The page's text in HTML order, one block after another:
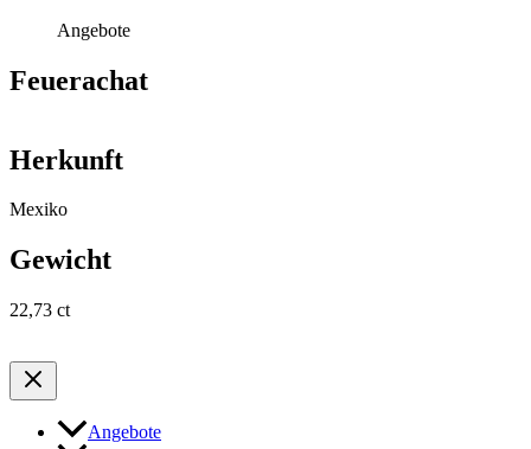
Angebote
Feuerachat
Herkunft
Mexiko
Gewicht
22,73 ct
Angebote